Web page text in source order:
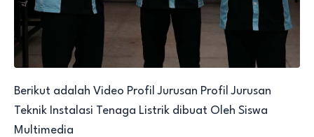
Berikut adalah Video Profil Jurusan Profil Jurusan
Teknik Instalasi Tenaga Listrik dibuat Oleh Siswa
Multimedia